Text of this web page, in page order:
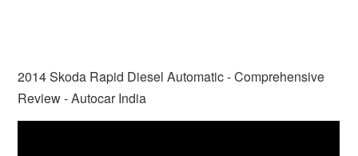
2014 Skoda Rapid Diesel Automatic - Comprehensive
Review - Autocar India